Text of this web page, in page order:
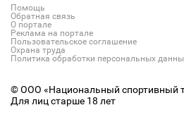
Помощь
Обратная связь
О портале
Реклама на портале
Пользовательское соглашение
Охрана труда
Политика обработки персональных
© ООО «Национальный спортивный
Для лиц старше 18 лет